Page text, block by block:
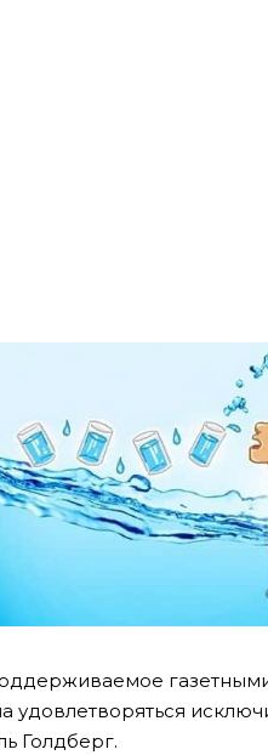
удовлетворяться
Голдберг.